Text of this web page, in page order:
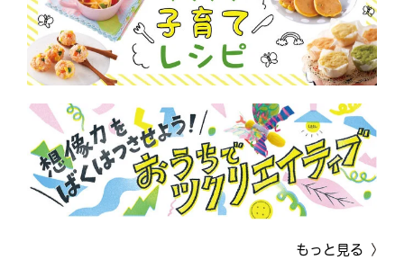
もっと見る